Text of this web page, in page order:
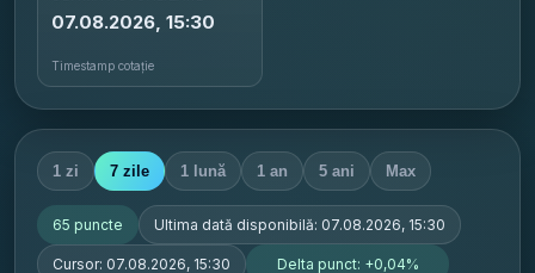
07.08.2026, 15:30
Timestamp cotație
1 zi 7 zile 1 lună 1 an 5 ani Max
65 puncte Ultima dată disponibilă: 07.08.2026, 15:30
Cursor: 07.08.2026, 15:30 Delta punct: +0,04%